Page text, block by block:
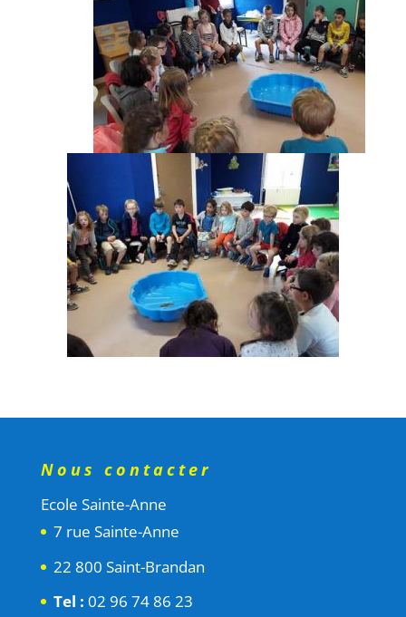
Nous contacter
Ecole Sainte-Anne
7 rue Sainte-Anne
22 800 Saint-Brandan
Tel : 02 96 74 86 23